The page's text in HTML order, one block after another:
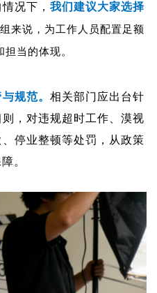
况下， 我们建议大家选择
来说，为工作人员配置足额
当的体现。
规范。 相关部门应出台针
，对违规超时工作、漠视
停业整顿等处罚，从政策
。